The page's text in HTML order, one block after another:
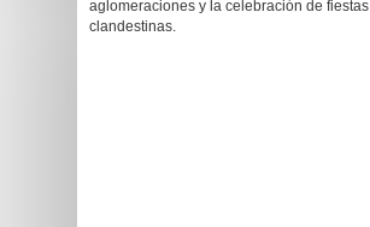
aglomeraciones y la celebración de fiestas
clandestinas.